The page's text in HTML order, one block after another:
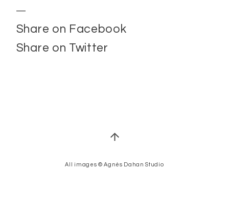
Share on Facebook
Share on Twitter
All images © Agnès Dahan Studio